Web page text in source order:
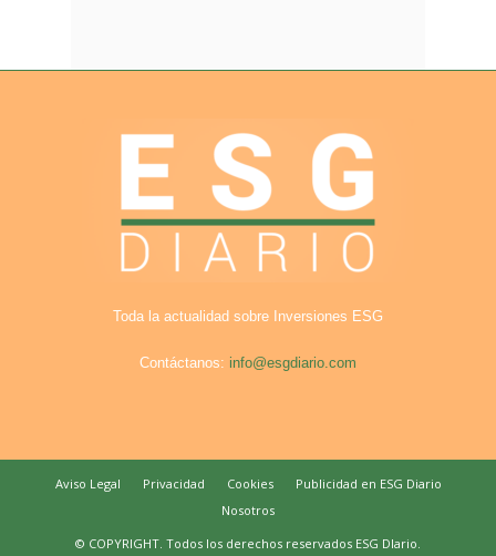
Toda la actualidad sobre Inversiones ESG
Contáctanos: info@esgdiario.com
Aviso Legal Privacidad Cookies
Publicidad en ESG Diario
Nosotros
© COPYRIGHT. Todos los derechos reservados ESG DIario.